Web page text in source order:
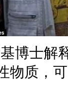
士解
物质，